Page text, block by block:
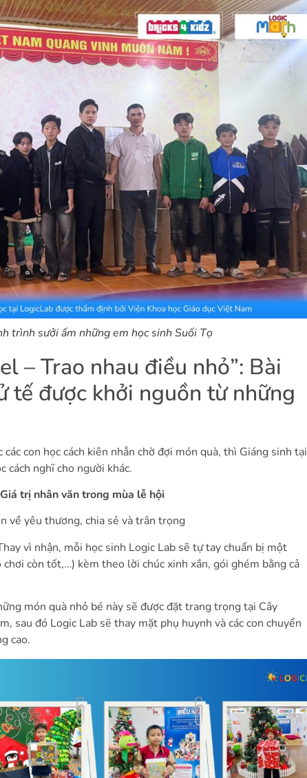
trình sưởi ấm những em học sinh Suối Tọ
– Trao nhau điều nhỏ”: Bài
tế được khởi nguồn từ những
con học cách kiên nhẫn chờ đợi món quà, thì Giáng sinh tại
cách nghĩ cho người khác.
trị nhân văn trong mùa lễ hội
về yêu thương, chia sẻ và trân trọng
vì nhận, mỗi học sinh Logic Lab sẽ tự tay chuẩn bị một
còn tốt,…) kèm theo lời chúc xinh xắn, gói ghém bằng cả
món quà nhỏ bé này sẽ được đặt trang trọng tại Cây
sau đó Logic Lab sẽ thay mặt phụ huynh và các con chuyển
cao.